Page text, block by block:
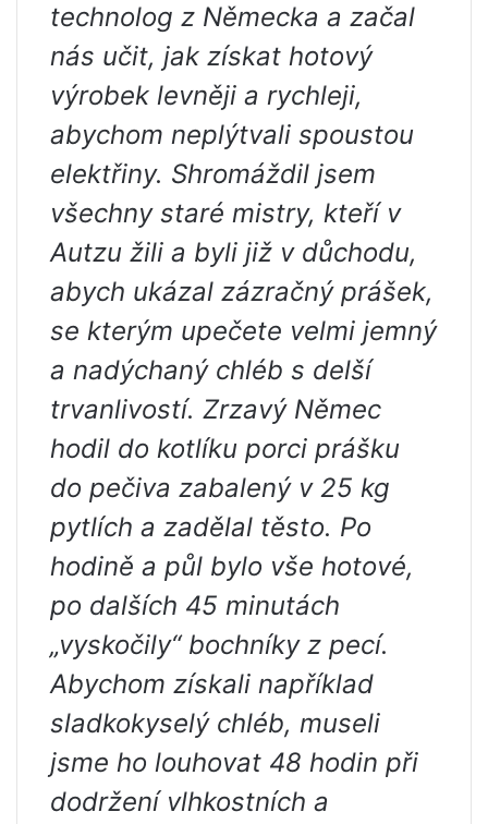
technolog z Německa a začal
nás učit, jak získat hotový
výrobek levněji a rychleji,
abychom neplýtvali spoustou
elektřiny. Shromáždil jsem
všechny staré mistry, kteří v
Autzu žili a byli již v důchodu,
abych ukázal zázračný prášek,
se kterým upečete velmi jemný
a nadýchaný chléb s delší
trvanlivostí. Zrzavý Němec
hodil do kotlíku porci prášku
do pečiva zabalený v 25 kg
pytlích a zadělal těsto. Po
hodině a půl bylo vše hotové,
po dalších 45 minutách
„vyskočily“ bochníky z pecí.
Abychom získali například
sladkokyselý chléb, museli
jsme ho louhovat 48 hodin při
dodržení vlhkostních a